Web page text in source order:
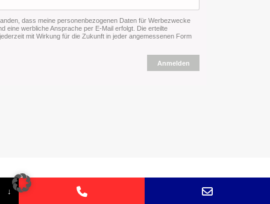
dass meine personenbezogenen Daten für Werbezwecke
eine werbliche Ansprache per E-Mail erfolgt. Die erteilte
mit Wirkung für die Zukunft in jeder angemessenen Form
Anmelden
Copyright ZOBA Service & IT GmbH 2025
↓